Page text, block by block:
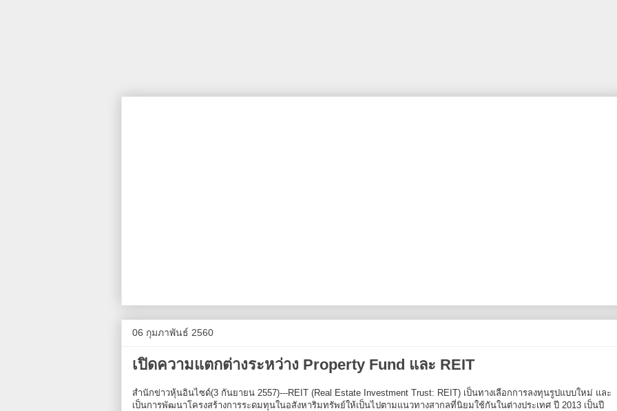
06 กุมภาพันธ์ 2560
เปิดความแตกต่างระหว่าง Property Fund และ REIT
สำนักข่าวหุ้นอินไซด์(3 กันยายน 2557)---REIT (Real Estate Investment Trust: REIT) เป็นทางเลือกการลงทุนรูปแบบใหม่ และ
เป็นการพัฒนาโครงสร้างการระดมทุนในอสังหาริมทรัพย์ให้เป็นไปตามแนวทางสากลที่นิยมใช้กันในต่างประเทศ ปี 2013 เป็นปี